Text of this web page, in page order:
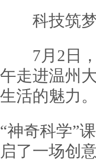
科技筑梦
7月2日，
午走进温州
生活的魅力。
“神奇科学”
启了一场创